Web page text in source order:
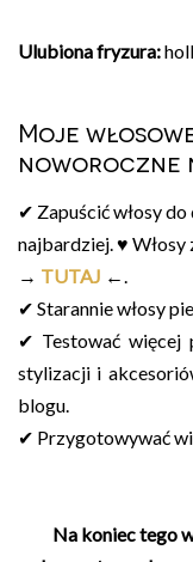
Ulubiona fryzura:
Moje
noworoczne
✔ Zapuścić włosy
najbardziej. ♥
→ TUTAJ ←.
✔ Starannie włosy
✔ Testować więcej
stylizacji i
blogu.
✔ Przygotowywać
Na koniec tego